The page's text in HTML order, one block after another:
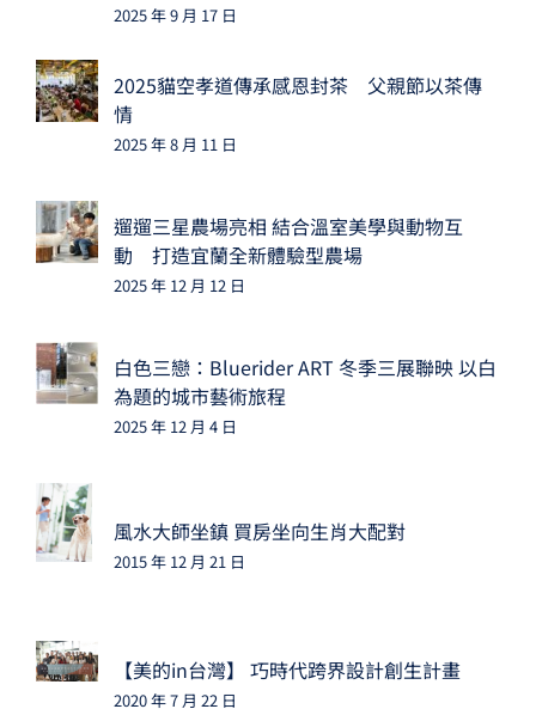
2025 年 9 月 17 日
2025貓空孝道傳承感恩封茶 父親節以茶傳
情
2025 年 8 月 11 日
遛遛三星農場亮相 結合溫室美學與動物互
動 打造宜蘭全新體驗型農場
2025 年 12 月 12 日
白色三戀：Bluerider ART 冬季三展聯映 以白
為題的城市藝術旅程
2025 年 12 月 4 日
風水大師坐鎮 買房坐向生肖大配對
2015 年 12 月 21 日
【美的in台灣】 巧時代跨界設計創生計畫
2020 年 7 月 22 日